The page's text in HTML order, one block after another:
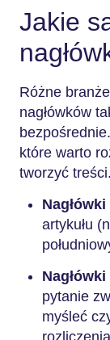
Jakie
Różne
nagłówków
które warto
tworzyć treści.
artykułu
pytanie
myśleć